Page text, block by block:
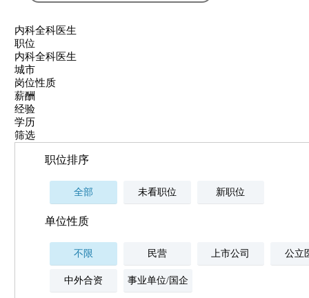
内科全科医生
职位
内科全科医生
城市
岗位性质
薪酬
经验
学历
筛选
职位排序
全部 未看职位 新职位
单位性质
不限 民营 上市公司 公立
中外合资 事业单位/国企